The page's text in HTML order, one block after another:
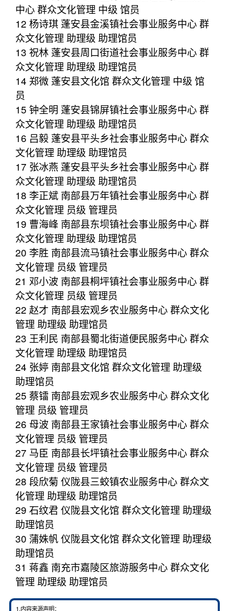
中心 群众文化管理 中级 馆员
12 杨诗琪 蓬安县金溪镇社会事业服务中心 群
众文化管理 助理级 助理馆员
13 祝林 蓬安县周口街道社会事业服务中心 群
众文化管理 助理级 助理馆员
14 郑微 蓬安县文化馆 群众文化管理 中级 馆
员
15 钟全明 蓬安县锦屏镇社会事业服务中心 群
众文化管理 助理级 助理馆员
16 吕毅 蓬安县平头乡社会事业服务中心 群众
文化管理 助理级 助理馆员
17 张冰燕 蓬安县平头乡社会事业服务中心 群
众文化管理 助理级 助理馆员
18 李正斌 南部县万年镇社会事业服务中心 群
众文化管理 员级 管理员
19 曹海峰 南部县东坝镇社会事业服务中心 群
众文化管理 助理级 助理馆员
20 李胜 南部县流马镇社会事业服务中心 群众
文化管理 员级 管理员
21 邓小波 南部县桐坪镇社会事业服务中心 群
众文化管理 员级 管理员
22 赵才 南部县宏观乡农业服务中心 群众文化
管理 助理级 助理馆员
23 王利民 南部县蜀北街道便民服务中心 群众
文化管理 助理级 助理馆员
24 张婷 南部县文化馆 群众文化管理 助理级
助理馆员
25 蔡镭 南部县宏观乡农业服务中心 群众文化
管理 员级 管理员
26 母波 南部县王家镇社会事业服务中心 群众
文化管理 员级 管理员
27 马臣 南部县长坪镇社会事业服务中心 群众
文化管理 员级 管理员
28 段欣菊 仪陇县三蛟镇农业服务中心 群众文
化管理 助理级 助理馆员
29 石纹君 仪陇县文化馆 群众文化管理 助理级
助理馆员
30 蒲姝帆 仪陇县文化馆 群众文化管理 助理级
助理馆员
31 蒋鑫 南充市嘉陵区旅游服务中心 群众文化
管理 助理级 助理馆员
1.内容来源声明：